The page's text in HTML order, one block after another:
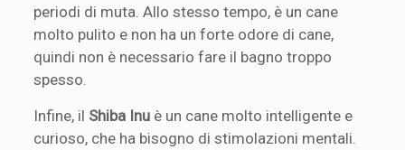
periodi di muta. Allo stesso tempo, è un cane
molto pulito e non ha un forte odore di cane,
quindi non è necessario fare il bagno troppo
spesso.
Infine, il Shiba Inu è un cane molto intelligente e
curioso, che ha bisogno di stimolazioni mentali.